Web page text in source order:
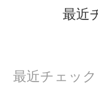
最近
最近チェッ